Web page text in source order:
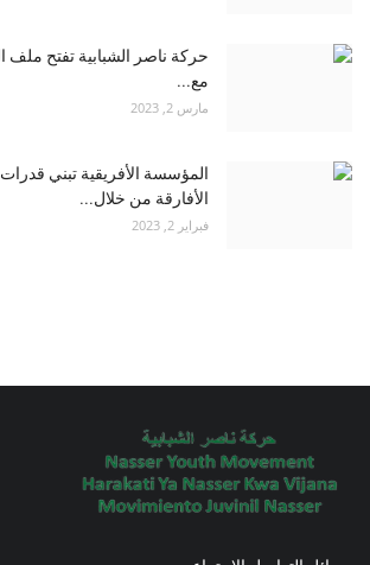
حركة ناصر الشبابية تفتح ملف
مع...
مارس 2, 2023
المؤسسة الأفريقية تبني
الأفارقة من خلال...
فبراير 2, 2023